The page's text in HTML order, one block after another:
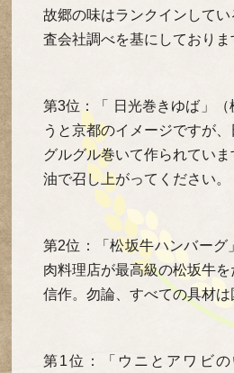
故郷の味はランクインして
査会社調べを基にしておりま
第3位：「 日光巻きゆば」
うと京都のイメージですが、
グルグル巻いて作られてい
油で召し上がってください。
第2位：「松坂牛ハンバーグ
肉料理店が最高級の松坂牛
信作。勿論、すべての具材
第1位：「ウニとアワビ